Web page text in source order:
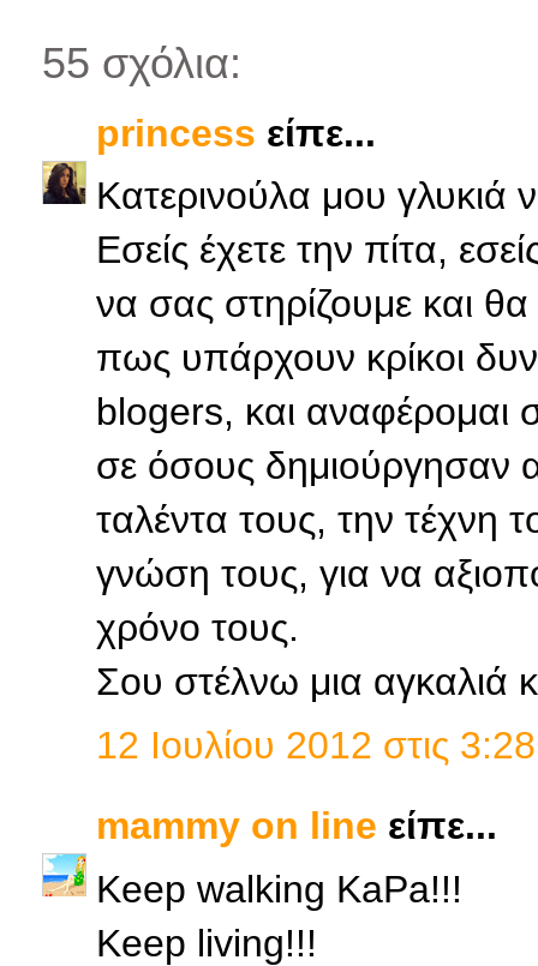
55 σχόλια:
princess είπε...
Κατερινούλα μου γλυκιά
Εσείς έχετε την πίτα,
να σας στηρίζουμε και
πως υπάρχουν κρίκοι
blogers, και αναφέρομαι
σε όσους δημιούργησαν
ταλέντα τους, την τέχνη
γνώση τους, για να
χρόνο τους.
Σου στέλνω μια αγκαλιά
12 Ιουλίου 2012 στις
mammy on line είπε...
Keep walking KaPa!!!
Keep living!!!